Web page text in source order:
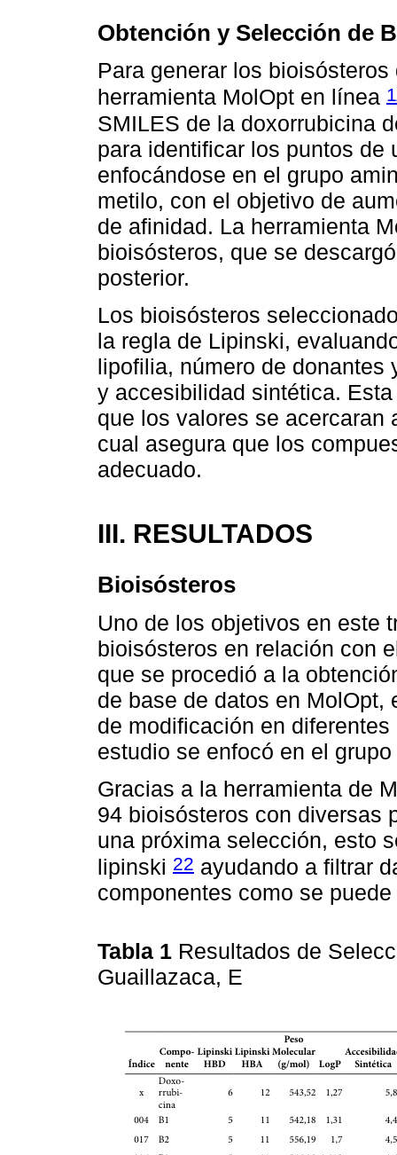
Obtención y Selección de
Para generar los
herramienta MolOpt en línea
SMILES de la doxorrubicina
para identificar los puntos
enfocándose en el grupo
metilo, con el objetivo de
de afinidad. La herramienta
bioisósteros, que se
posterior.
Los bioisósteros
la regla de Lipinski,
lipofilia, número de donantes
y accesibilidad sintética.
que los valores se acercaran
cual asegura que los
adecuado.
III. RESULTADOS
Bioisósteros
Uno de los objetivos en este
bioisósteros en relación con
que se procedió a la
de base de datos en MolOpt,
de modificación en
estudio se enfocó en el
Gracias a la herramienta de
94 bioisósteros con diversas
una próxima selección, esto
lipinski 22 ayudando a filtrar
componentes como se
Tabla 1 Resultados de
Guaillazaca, E